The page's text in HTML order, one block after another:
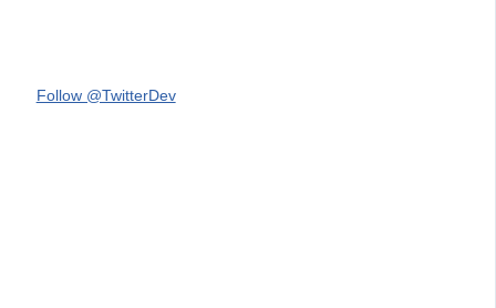
Follow @TwitterDev